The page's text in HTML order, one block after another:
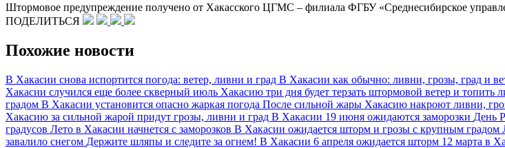
Штормовое предупреждение получено от Хакасского ЦГМС – филиала ФГБУ «Среднесибирское
ПОДЕЛИТЬСЯ
Похожие новости
В Хакасии снова испортится погода: ветер, ливни и град В Хакасии как обычно: ливни, грозы, град и
Хакасии случился еще более скверный июль Хакасию три дня будет терзать штормовой ветер и топить
градом В Хакасии установится опасно жаркая погода После сильной жары Хакасию накроют ливни,
Хакасию за сильной жарой придут грозы, ливни и град В Хакасии 19 июня ожидаются заморозки День
градусов Лето в Хакасии начнется с заморозков В Хакасии ожидается шторм и грозы с крупным градом
завалило снегом Держите шляпы и следите за огнем! В Хакасии 6 апреля ожидается шторм 12 марта в